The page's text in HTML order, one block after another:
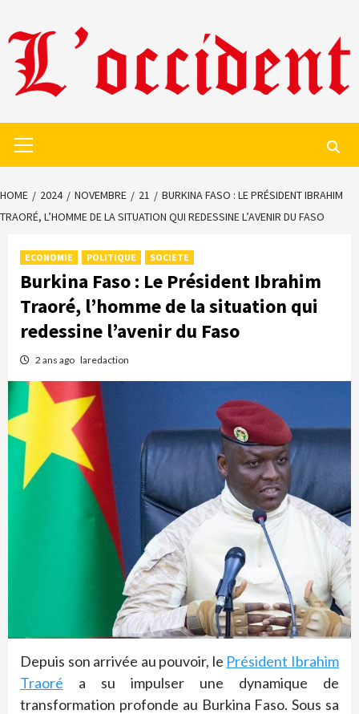
to
content
Menu
HOME 2024 NOVEMBRE 21
BURKINA FASO : LE PRÉSIDENT IBRAHIM
TRAORÉ, L’HOMME DE LA SITUATION QUI REDESSINE L’AVENIR DU FASO
ECONOMIE POLITIQUE SOCIETE
Burkina Faso : Le Président Ibrahim
Traoré, l’homme de la situation qui
redessine l’avenir du Faso
2 ans ago laredaction
Depuis son arrivée au pouvoir, le Président Ibrahim
Traoré a su impulser une dynamique de
transformation profonde au Burkina Faso. Sous sa